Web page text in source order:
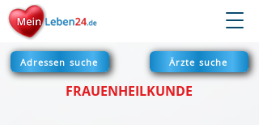
Adressen suche Ärzte suche
FRAUENHEILKUNDE